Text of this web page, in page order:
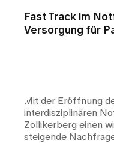
Fast Track im
Versorgung für
Mit der Eröffnung
interdisziplinären
Zollikerberg einen
steigende